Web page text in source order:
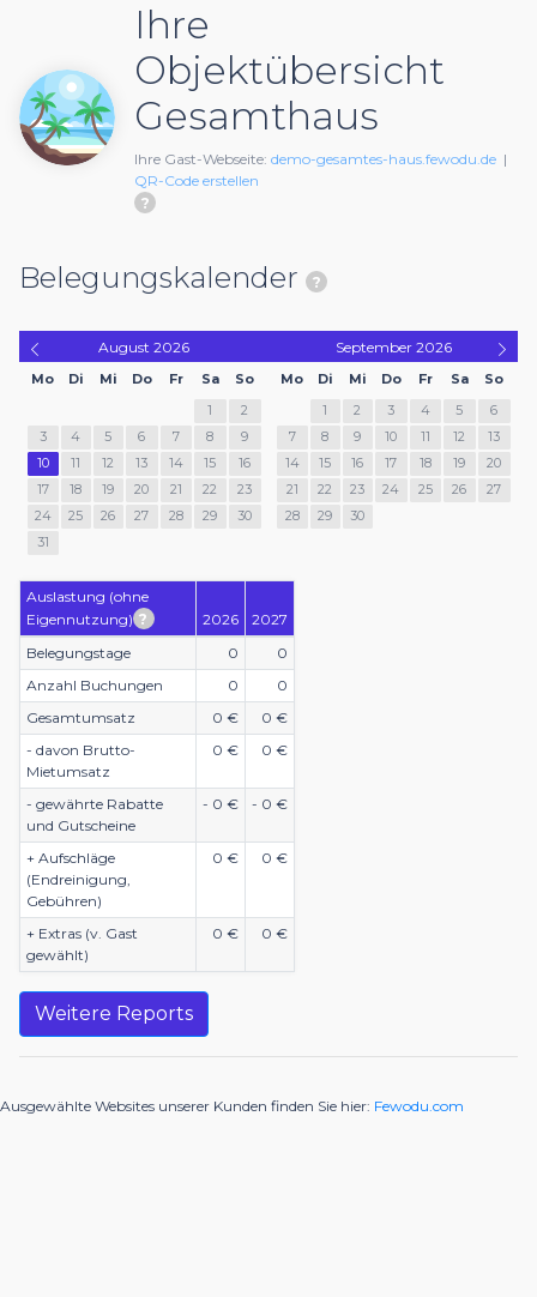
Ihre
Objektübersicht
Gesamthaus
Ihre Gast-Webseite: demo-gesamtes-haus.fewodu.de |
QR-Code erstellen
Belegungskalender
August 2026
Mo Di Mi Do Fr Sa So
1
2
3
4 5 6 7 8
9
10
11 12 13 14 15
16
17
18 19 20 21 22
23
24
25 26 27 28 29
30
31
September 2026
Mo Di Mi Do Fr Sa So
1 2 3 4 5
6
7
8 9 10 11 12
13
14
15 16 17 18 19
20
21
22 23 24 25 26
27
28
29 30
Auslastung (ohne
Eigennutzung)
2026
2027
Belegungstage
0
0
Anzahl Buchungen
0
0
Gesamtumsatz
0 €
0 €
- davon Brutto-
Mietumsatz
0 € 0 €
- gewährte Rabatte
und Gutscheine
- 0 € - 0 €
+ Aufschläge
(Endreinigung,
Gebühren)
0 € 0 €
+ Extras (v. Gast
gewählt)
0 € 0 €
Weitere Reports
Ausgewählte Websites unserer Kunden finden Sie hier: Fewodu.com